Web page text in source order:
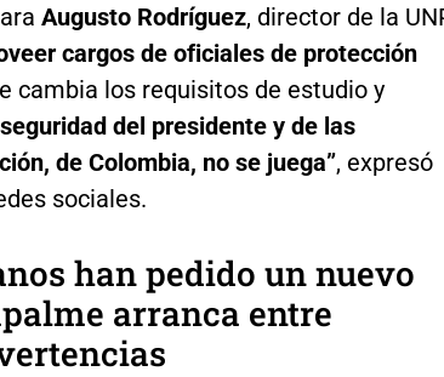
Augusto Rodríguez, director de la
cargos de oficiales de protección
cambia los requisitos de estudio y
del presidente y de las
de Colombia, no se juega”, expresó
sociales.
han pedido un nuevo
arranca entre